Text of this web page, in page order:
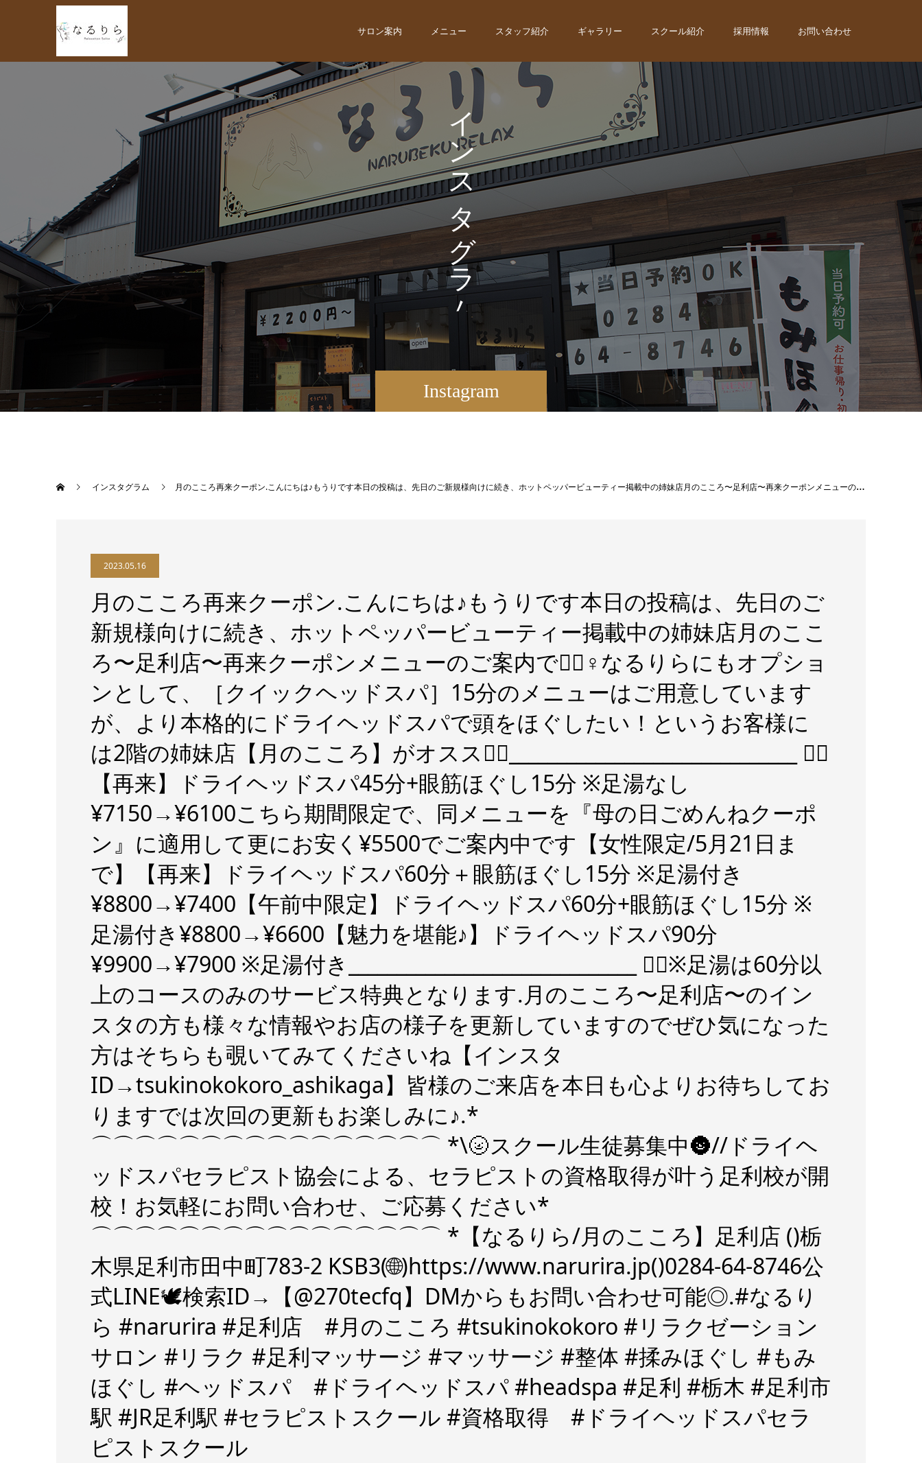
サロン案内 メニュー スタッフ紹介 ギャラリー スクール紹介 採用情報 お問い合わせ
Instagram
イ
ン
ス
タ
グ
ラ
ム
インスタグラム 月のこころ再来クーポン.こんにちは♪もうりです本日の投稿は、先日のご新規様向けに続き、ホットペッパービューティー掲載中の姉妹店月のこころ〜足利店〜再来クーポンメニューのご案内です🏻‍♀️なるりらにもオプションとして、［クイックヘッドスパ］15分のメニューはご用意していますが、より本格的にドライヘッドスパで頭をほぐしたい！というお客様には2階の姉妹店【月のこころ】がオススメ🏻______________________________ ✍🏻【再来】ドライヘッドスパ45分+眼筋ほぐし15分 ※足湯なし¥7150→¥6100こちら期間限定で、同メニューを『母の日ごめんねクーポン』に適用して更にお安く¥5500でご案内中です️【女性限定/5月21日まで】【再来】ドライヘッドスパ60分＋眼筋ほぐし15分 ※足湯付き¥8800→¥7400【午前中限定】ドライヘッドスパ60分+眼筋ほぐし15分 ※足湯付き¥8800→¥6600【魅力を堪能♪】ドライヘッドスパ90分¥9900→¥7900 ※足湯付き______________________________ ✍🏻※足湯は60分以上のコースのみのサービス特典となります.月のこころ〜足利店〜のインスタの方も様々な情報やお店の様子を更新していますのでぜひ気になった方はそちらも覗いてみてくださいね【インスタID→tsukinokokoro_ashikaga】皆様のご来店を本日も心よりお待ちしております️では次回の更新もお楽しみに♪.* ⌒⌒⌒⌒⌒⌒⌒⌒⌒⌒⌒⌒⌒⌒⌒⌒ *\🌝スクール生徒募集中🌚//ドライヘッドスパセラピスト協会による、セラピストの資格取得が叶う足利校が開校！お気軽にお問い合わせ、ご応募ください* ⌒⌒⌒⌒⌒⌒⌒⌒⌒⌒⌒⌒⌒⌒⌒⌒ *【なるりら/月のこころ】足利店 ()栃木県足利市田中町783-2 KSB3(🌐)https://www.narurira.jp()0284-64-8746公式LINE🕊検索ID→【@270tecfq】DM️からもお問い合わせ可能◎.#なるりら #narurira #足利店 #月のこころ #tsukinokokoro #リラクゼーションサロン #リラク #足利マッサージ #マッサージ #整体 #揉みほぐし #もみほぐし #ヘッドスパ #ドライヘッドスパ #headspa #足利 #栃木 #足利市駅 #JR足利駅 #セラピストスクール #資格取得 #ドライヘッドスパセラピストスクール
2023.05.16
月のこころ再来クーポン.こんにちは♪もうりです本日の投稿は、先日のご
新規様向けに続き、ホットペッパービューティー掲載中の姉妹店月のここ
ろ〜足利店〜再来クーポンメニューのご案内です🏻‍♀️なるりらにもオプショ
ンとして、［クイックヘッドスパ］15分のメニューはご用意しています
が、より本格的にドライヘッドスパで頭をほぐしたい！というお客様に
は2階の姉妹店【月のこころ】がオススメ🏻______________________________ ✍🏻
【再来】ドライヘッドスパ45分+眼筋ほぐし15分 ※足湯なし
¥7150→¥6100こちら期間限定で、同メニューを『母の日ごめんねクーポ
ン』に適用して更にお安く¥5500でご案内中です️【女性限定/5月21日ま
で】【再来】ドライヘッドスパ60分＋眼筋ほぐし15分 ※足湯付き
¥8800→¥7400【午前中限定】ドライヘッドスパ60分+眼筋ほぐし15分 ※
足湯付き¥8800→¥6600【魅力を堪能♪】ドライヘッドスパ90分
¥9900→¥7900 ※足湯付き______________________________ ✍🏻※足湯は60分以
上のコースのみのサービス特典となります.月のこころ〜足利店〜のイン
スタの方も様々な情報やお店の様子を更新していますのでぜひ気になった
方はそちらも覗いてみてくださいね【インスタ
ID→tsukinokokoro_ashikaga】皆様のご来店を本日も心よりお待ちしてお
ります️では次回の更新もお楽しみに♪.*
⌒⌒⌒⌒⌒⌒⌒⌒⌒⌒⌒⌒⌒⌒⌒⌒ *\🌝スクール生徒募集中🌚//ドライヘ
ッドスパセラピスト協会による、セラピストの資格取得が叶う足利校が開
校！お気軽にお問い合わせ、ご応募ください*
⌒⌒⌒⌒⌒⌒⌒⌒⌒⌒⌒⌒⌒⌒⌒⌒ *【なるりら/月のこころ】足利店 ()栃
木県足利市田中町783-2 KSB3(🌐)https://www.narurira.jp()0284-64-8746公
式LINE🕊検索ID→【@270tecfq】DM️からもお問い合わせ可能◎.#なるり
ら #narurira #足利店 #月のこころ #tsukinokokoro #リラクゼーション
サロン #リラク #足利マッサージ #マッサージ #整体 #揉みほぐし #もみ
ほぐし #ヘッドスパ #ドライヘッドスパ #headspa #足利 #栃木 #足利市
駅 #JR足利駅 #セラピストスクール #資格取得 #ドライヘッドスパセラ
ピストスクール